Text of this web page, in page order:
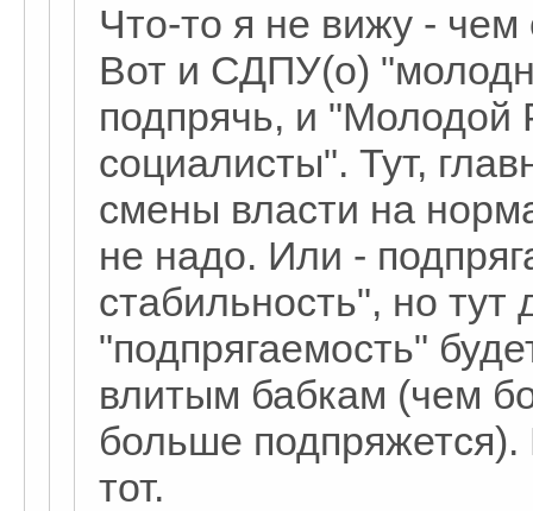
Что-то я не вижу -
Вот и СДПУ(о)
подпрячь, и "Молодой
социалисты". Тут,
смены власти на
не надо. Или -
стабильность", но тут
"подпрягаемость"
влитым бабкам (чем
больше подпряжется).
тот.